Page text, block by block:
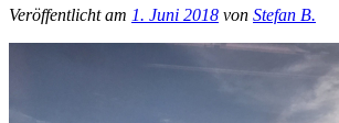
Veröffentlicht am 1. Juni 2018 von Stefan B.